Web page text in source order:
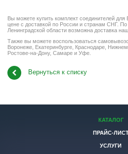
Вы можете купить комплект соединителей
цене с доставкой по России и странам СНГ.
Ленинградской области возможна доставка
Также вы можете воспользоваться
Воронеже, Екатеринбурге, Краснодаре,
Ростове-на-Дону, Самаре и Уфе.
Вернуться к списку
КАТАЛОГ
ПРАЙС-
УСЛУГИ